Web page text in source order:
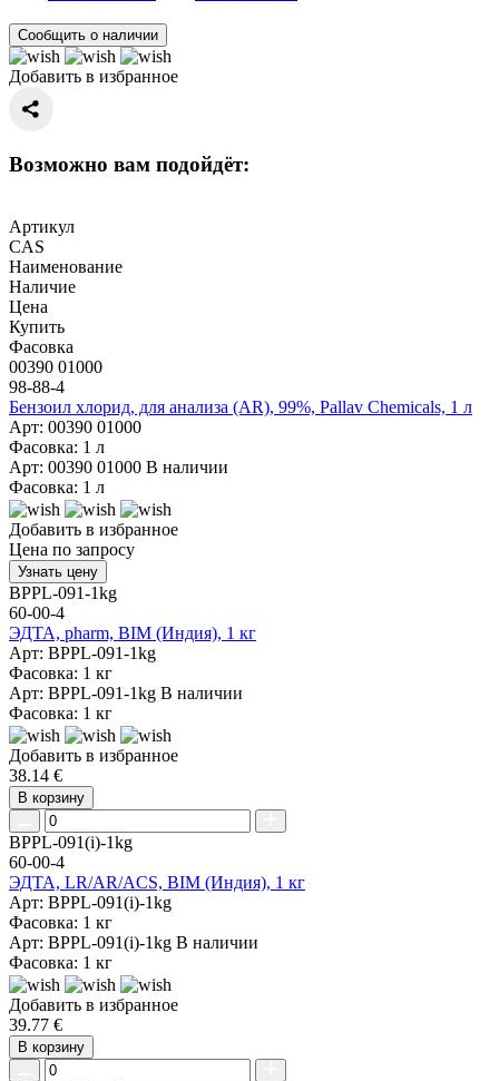
Сообщить о наличии
Добавить в избранное
Возможно вам подойдёт:
Артикул
CAS
Наименование
Наличие
Цена
Купить
Фасовка
00390 01000
98-88-4
Бензоил хлорид, для анализа (AR), 99%, Pallav Chemicals, 1 л
Арт: 00390 01000
Фасовка: 1 л
Арт: 00390 01000 В наличии
Фасовка: 1 л
Добавить в избранное
Цена по запросу
Узнать цену
BPPL-091-1kg
60-00-4
ЭДТА, pharm, BIM (Индия), 1 кг
Арт: BPPL-091-1kg
Фасовка: 1 кг
Арт: BPPL-091-1kg В наличии
Фасовка: 1 кг
Добавить в избранное
38.14 €
В корзину
BPPL-091(i)-1kg
60-00-4
ЭДТА, LR/AR/ACS, BIM (Индия), 1 кг
Арт: BPPL-091(i)-1kg
Фасовка: 1 кг
Арт: BPPL-091(i)-1kg В наличии
Фасовка: 1 кг
Добавить в избранное
39.77 €
В корзину